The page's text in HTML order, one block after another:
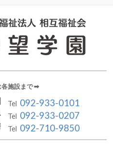
各施設まで ➡︎
Tel 092-933-0101
Tel 092-933-0207
Tel 092-710-9850